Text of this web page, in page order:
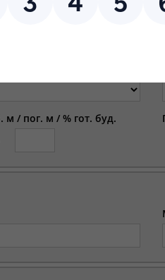
м / пог. м / % гот. буд.